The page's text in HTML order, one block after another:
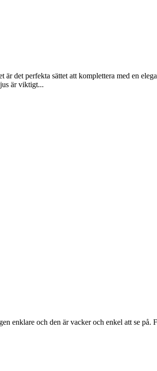
det perfekta sättet att komplettera med en
är viktigt...
enklare och den är vacker och enkel att se